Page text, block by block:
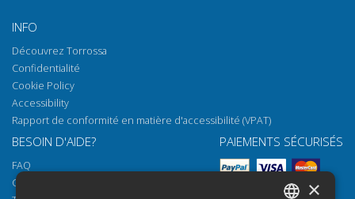
INFO
Découvrez Torrossa
Confidentialité
Cookie Policy
Accessibility
Rapport de conformité en matière d'accessibilité (VPAT)
BESOIN D'AIDE?
FAQ
Comment ouvrir nos documents
PAIEMENTS SÉCURISÉS
×